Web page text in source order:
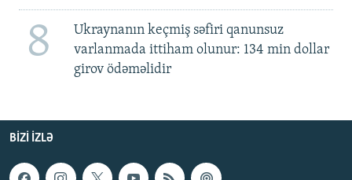
8
Ukraynanın keçmiş səfiri qanunsuz
varlanmada ittiham olunur: 134 min dollar
girov ödəməlidir
BIZI IZLƏ